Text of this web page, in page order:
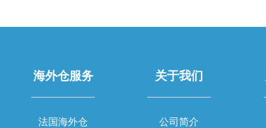
海外仓服务
法国海外仓
关于我们
公司简介